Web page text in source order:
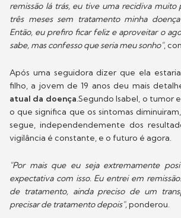
remissão lá trás, eu tive uma recidiva muito
três meses sem tratamento minha
Então, eu prefiro ficar feliz e aproveitar o
sabe, mas confesso que seria meu sonho",
Após uma seguidora dizer que ela
filho, a jovem de 19 anos deu mais
atual da doença.Segundo Isabel, o tumor
o que significa que os sintomas
segue, independendemente dos
vigilância é constante, e o futuro é agora.
"Por mais que eu seja extremamente
expectativa com isso. Eu entrei em
de tratamento, ainda preciso de um
precisar de tratamento depois",ponderou.